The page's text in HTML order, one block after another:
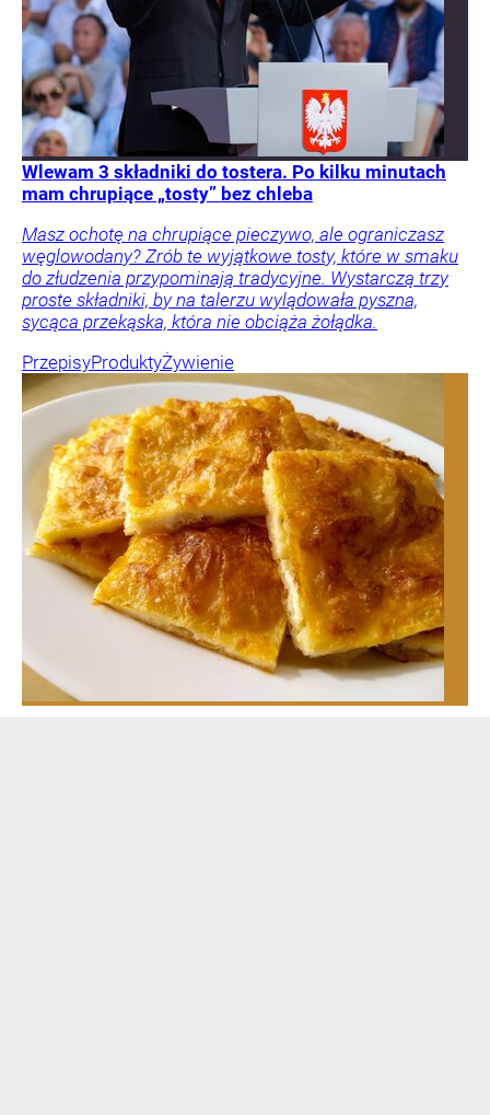
Wlewam 3 składniki do tostera. Po kilku minutach
mam chrupiące „tosty” bez chleba
Masz ochotę na chrupiące pieczywo, ale ograniczasz
węglowodany? Zrób te wyjątkowe tosty, które w smaku
do złudzenia przypominają tradycyjne. Wystarczą trzy
proste składniki, by na talerzu wylądowała pyszna,
sycąca przekąska, która nie obciąża żołądka.
PrzepisyProduktyŻywienie